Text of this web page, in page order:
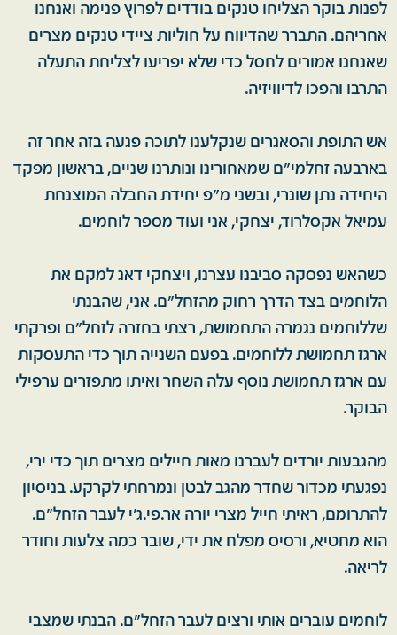
לפנות בוקר הצליחו טנקים בודדים לפרוץ פנימה ואנחנו
אחריהם. התברר שהדיווח על חוליות ציידי טנקים מצרים
שאנחנו אמורים לחסל כדי שלא יפריעו לצליחת התעלה
התרבו והפכו לדיוויזיה.
אש התופת והסאגרים שנקלענו לתוכה פגעה בזה אחר זה
בארבעה זחלמי"ם שמאחורינו ונותרנו שניים, בראשון מפקד
היחידה נתן שונרי, ובשני מ"פ יחידת החבלה המוצנחת
עמיאל אקסלרוד, יצחקי, אני ועוד מספר לוחמים.
כשהאש נפסקה סביבנו עצרנו, ויצחקי דאג למקם את
הלוחמים בצד הדרך רחוק מהזחל"ם. אני, שהבנתי
שללוחמים נגמרה התחמושת, רצתי בחזרה לזחל"ם ופרקתי
ארגז תחמושת ללוחמים. בפעם השנייה תוך כדי התעסקות
עם ארגז תחמושת נוסף עלה השחר ואיתו מתפזרים ערפילי
הבוקר.
מהגבעות יורדים לעברנו מאות חיילים מצרים תוך כדי ירי,
נפגעתי מכדור שחדר מהגב לבטן ונמרחתי לקרקע. בניסיון
להתרומם, ראיתי חייל מצרי יורה אר.פי.ג'י לעבר הזחל"ם.
הוא מחטיא, ורסיס מפלח את ידי, שובר כמה צלעות וחודר
לריאה.
לוחמים עוברים אותי ורצים לעבר הזחל"ם. הבנתי שמצבי